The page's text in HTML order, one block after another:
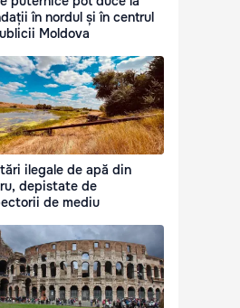
în nordul și în centrul
Moldova
ilegale de apă din
depistate de
de mediu